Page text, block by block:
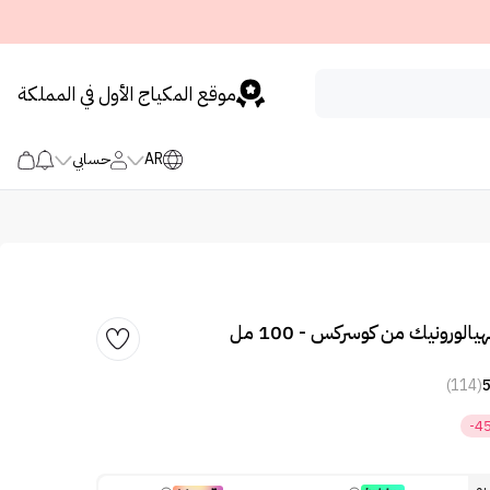
موقع المكياج الأول في المملكة
AR حسابي
من كوسركس - 100 مل
5
(114)
-